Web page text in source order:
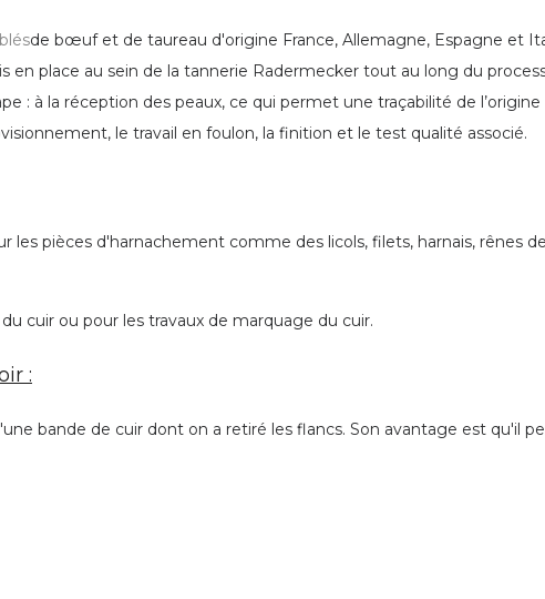
de bœuf et de taureau d'origine France, Allemagne, Espagne et
en place au sein de la tannerie Radermecker tout au long du
: à la réception des peaux, ce qui permet une traçabilité de
le travail en foulon, la finition et le test qualité associé.
pièces d'harnachement comme des licols, filets, harnais, rênes
cuir ou pour les travaux de marquage du cuir.
:
bande de cuir dont on a retiré les flancs. Son avantage est qu'il